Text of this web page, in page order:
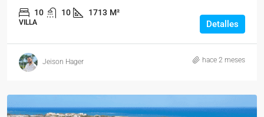
10 10 1713 M²
VILLA Detalles
Jeison Hager hace 2 meses